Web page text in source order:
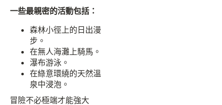
一些最親密的活動包括：
森林小徑上的日出漫
步。
在無人海灘上騎馬。
瀑布游泳。
在綠意環繞的天然溫
泉中浸泡。
冒險不必極端才能強大